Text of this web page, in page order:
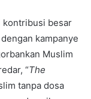
kontribusi besar
kampanye
Muslim
“The
tanpa dosa